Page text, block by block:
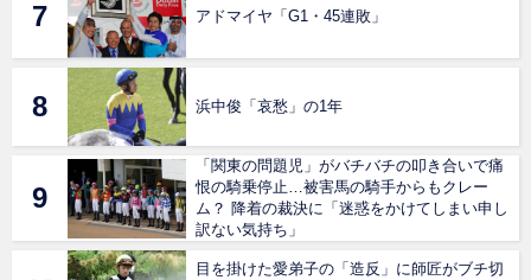
アドマイヤ「G1・45連敗」
浜中俊「哀愁」の1年
「関東の問題児」がバチバチの叩き合いで痛
恨の騎乗停止…被害馬の騎手からもクレー
ム？ 降着の裁決に「迷惑をかけてしまい申し
訳ない気持ち」
目を掛けた愛弟子の「造反」に師匠がブチ切